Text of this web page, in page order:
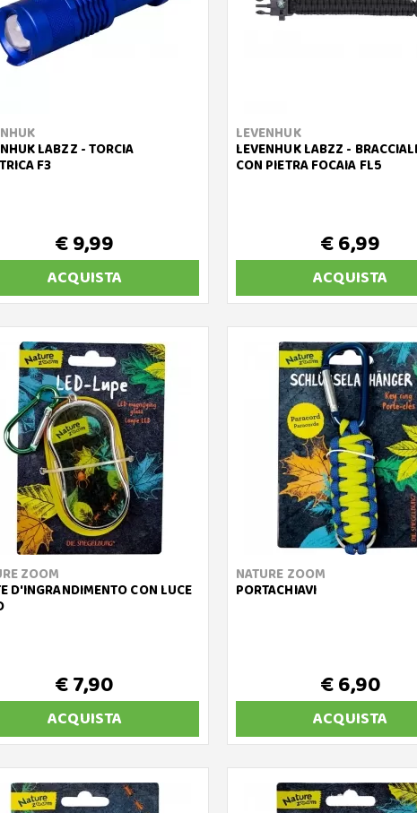
LABZZ - TORCIA
F3
€ 9,99
ACQUISTA
LEVENHUK
LEVENHUK LABZZ -
CON PIETRA FOCAIA FL5
€ 6,99
ACQUISTA
ZOOM
D'INGRANDIMENTO CON LUCE
€ 7,90
ACQUISTA
NATURE ZOOM
PORTACHIAVI
€ 6,90
ACQUISTA